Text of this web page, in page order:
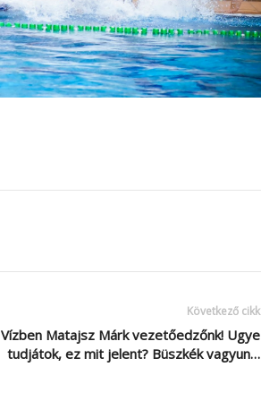
Következő cikk
Vízben Matajsz Márk vezetőedzőnk! Ugye
tudjátok, ez mit jelent? Büszkék vagyun…